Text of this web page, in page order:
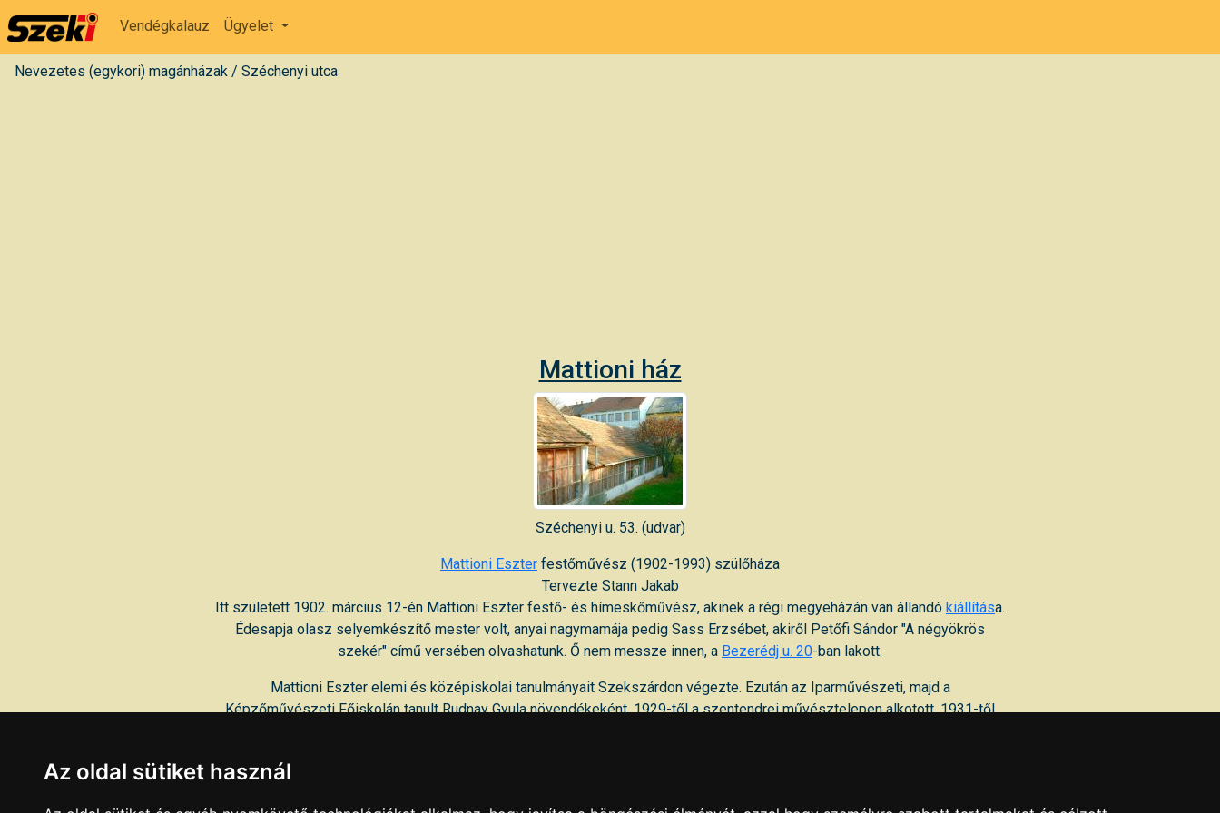
Vendégkalauz Ügyelet
Nevezetes (egykori) magánházak / Széchenyi utca
Mattioni ház
Széchenyi u. 53. (udvar)
Mattioni Eszter festőművész (1902-1993) szülőháza
Tervezte Stann Jakab
Itt született 1902. március 12-én Mattioni Eszter festő- és hímeskőművész, akinek a régi megyeházán van állandó kiállítása.
Édesapja olasz selyemkészítő mester volt, anyai nagymamája pedig Sass Erzsébet, akiről Petőfi Sándor "A négyökrös
szekér" című versében olvashatunk. Ő nem messze innen, a Bezerédj u. 20-ban lakott.
Mattioni Eszter elemi és középiskolai tanulmányait Szekszárdon végezte. Ezután az Iparművészeti, majd a
Képzőművészeti Főiskolán tanult Rudnay Gyula növendékeként. 1929-től a szentendrei művésztelepen alkotott, 1931-től
Az oldal sütiket használ